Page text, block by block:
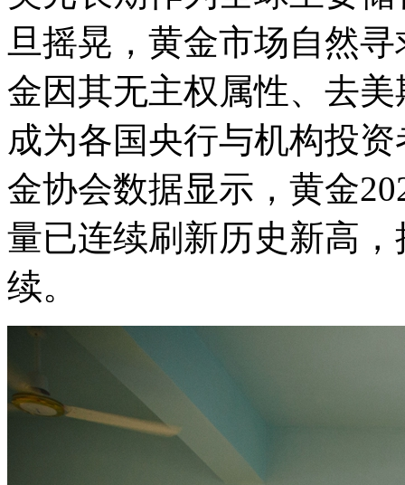
旦摇晃，黄金市场自然
金因其无主权属性、去美
成为各国央行与机构投
金协会数据显示，黄金
量已连续刷新历史新高
续。